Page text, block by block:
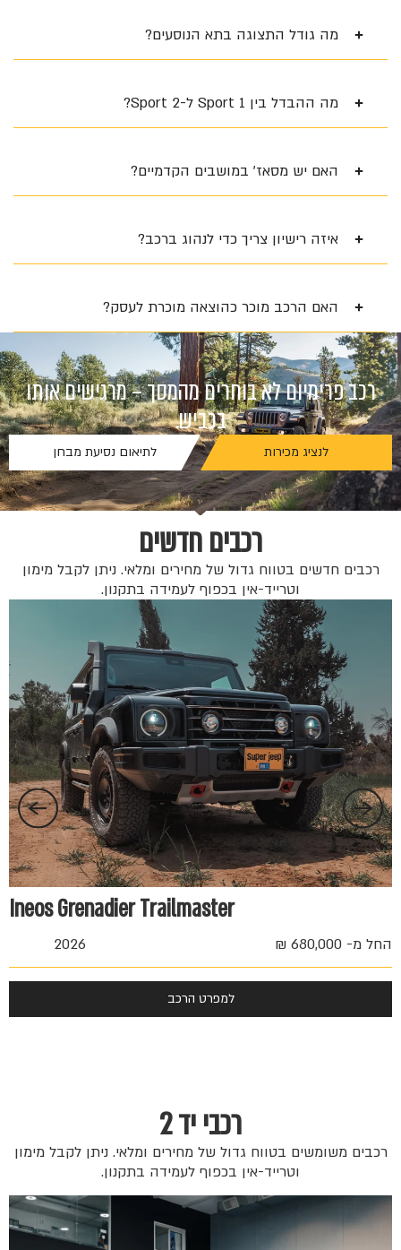
מה גודל התצוגה בתא הנוסעים?
מה ההבדל בין Sport 1 ל-Sport 2?
האם יש מסאז' במושבים הקדמיים?
איזה רישיון צריך כדי לנהוג ברכב?
האם הרכב מוכר כהוצאה מוכרת לעסק?
רכב פרימיום לא בוחרים מהמסך – מרגישים אותו
בכביש.
לנציג מכירות לתיאום נסיעת מבחן
רכבים חדשים
רכבים חדשים בטווח גדול של מחירים ומלאי. ניתן לקבל מימון
וטרייד-אין בכפוף לעמידה בתקנון.
Ineos Grenadier Trailmaster
החל מ- 680,000 ₪ 2026
למפרט הרכב
רכבי יד 2
רכבים משומשים בטווח גדול של מחירים ומלאי. ניתן לקבל מימון
וטרייד-אין בכפוף לעמידה בתקנון.